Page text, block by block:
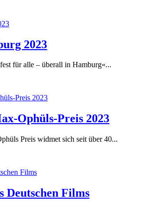
2023
für alle – überall in Hamburg«...
Ophüls-Preis 2023
Preis widmet sich seit über 40...
Deutschen Films